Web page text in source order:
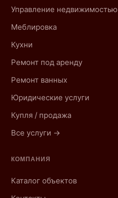
Управление недвижимостью
Меблировка
Кухни
Ремонт под аренду
Ремонт ванных
Юридические услуги
Купля / продажа
Все услуги →
КОМПАНИЯ
Каталог объектов